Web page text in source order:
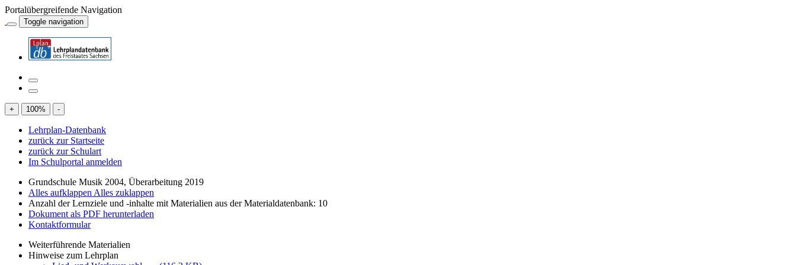
Portalübergreifende Navigation
Toggle navigation
+ 100% -
Lehrplan-Datenbank
zurück zur Startseite
zurück zur Schulart
Im Schulportal anmelden
Grundschule Musik 2004, Überarbeitung 2019
Alles aufklappen Alles zuklappen
Anzahl der Lernziele und -inhalte mit Materialien aus der Materialdatenbank: 10
Dokument als PDF herunterladen
Kontaktformular
Weiterführende Materialien
Hinweise zum Lehrplan